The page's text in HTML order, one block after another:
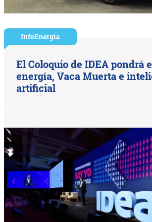
InfoEnergía
El Coloquio de IDEA pondrá
energía, Vaca Muerta e
artificial